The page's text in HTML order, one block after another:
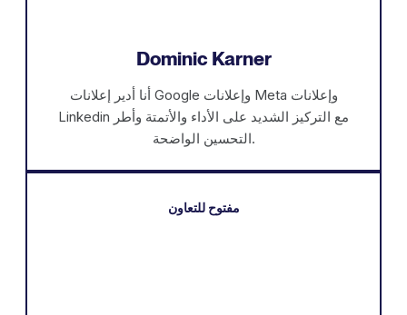
Dominic Karner
أنا أدير إعلانات Google وإعلانات Meta وإعلانات
Linkedin مع التركيز الشديد على الأداء والأتمتة وأطر
التحسين الواضحة.
مفتوح للتعاون